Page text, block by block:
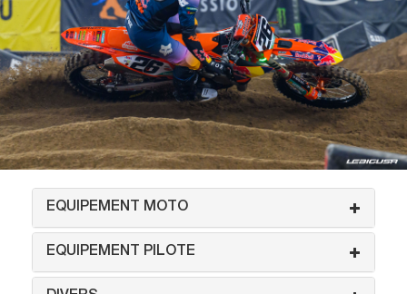
EQUIPEMENT MOTO
EQUIPEMENT PILOTE